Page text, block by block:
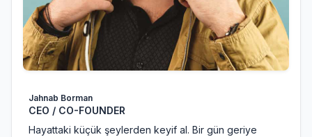
Jahnab Borman
CEO / CO-FOUNDER
Hayattaki küçük şeylerden keyif al. Bir gün geriye